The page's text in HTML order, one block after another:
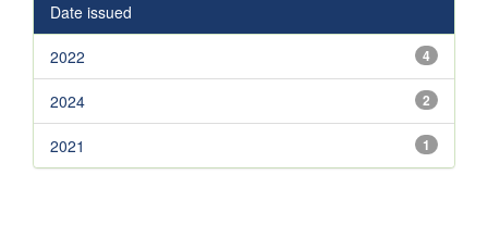
Date issued
4
2022
2
2024
1
2021